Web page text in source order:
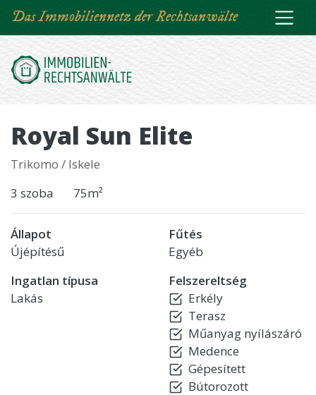
Direkt
zum
Das Immobiliennetz der Rechtsanwälte
Royal Sun Elite
Trikomo / Iskele
3 szoba
75m²
Állapot
Újépítésű
Ingatlan típusa
Lakás
Fűtés
Egyéb
Felszereltség
Erkély
Terasz
Műanyag nyílászáró
Medence
Gépesített
Bútorozott